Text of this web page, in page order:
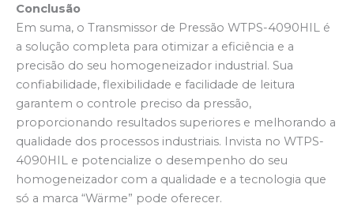
Conclusão
Em suma, o Transmissor de Pressão WTPS-4090HIL é
a solução completa para otimizar a eficiência e a
precisão do seu homogeneizador industrial. Sua
confiabilidade, flexibilidade e facilidade de leitura
garantem o controle preciso da pressão,
proporcionando resultados superiores e melhorando a
qualidade dos processos industriais. Invista no WTPS-
4090HIL e potencialize o desempenho do seu
homogeneizador com a qualidade e a tecnologia que
só a marca “Wärme” pode oferecer.